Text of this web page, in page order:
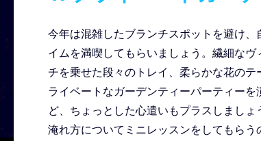
今年は混雑したブランチスポットを避け
イムを満喫してもらいましょう。繊細な
チを乗せた段々のトレイ、柔らかな花の
ライベートなガーデンティーパーティー
ど、ちょっとした心遣いもプラスしまし
淹れ方についてミニレッスンをしてもら